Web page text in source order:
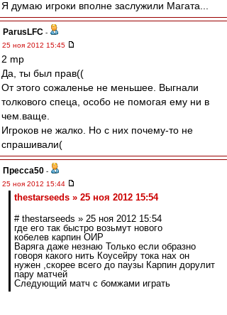
Я думаю игроки вполне заслужили Магата...
ParusLFC -
25 ноя 2012 15:45
2 mp
Да, ты был прав((
От этого сожаленье не меньшее. Выгнали
толкового спеца, особо не помогая ему ни в
чем.ваще.
Игроков не жалко. Но с них почему-то не
спрашивали(
Пресса50 -
25 ноя 2012 15:44
thestarseeds » 25 ноя 2012 15:54
# thestarseeds » 25 ноя 2012 15:54
где его так быстро возьмут нового
кобелев карпин ОИР
Варяга даже незнаю Только если образно
говоря какого нить Коусейру тока нах он
нужен ,скорее всего до паузы Карпин дорулит
пару матчей
Cледующий матч с бомжами играть